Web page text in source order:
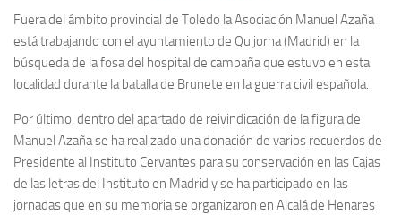
Fondo Mario J. Bonilla
Biblioteca-Novedades
Publicaciones destacadas de nuestra hemeroteca
Noticias
Tienda
Fuera del ámbito provincial de Toledo la Asociación Manuel Azaña
está trabajando con el ayuntamiento de Quijorna (Madrid) en la
búsqueda de la fosa del hospital de campaña que estuvo en esta
localidad durante la batalla de Brunete en la guerra civil española.
Por último, dentro del apartado de reivindicación de la figura de
Manuel Azaña se ha realizado una donación de varios recuerdos de
Presidente al Instituto Cervantes para su conservación en las Cajas
de las letras del Instituto en Madrid y se ha participado en las
jornadas que en su memoria se organizaron en Alcalá de Henares